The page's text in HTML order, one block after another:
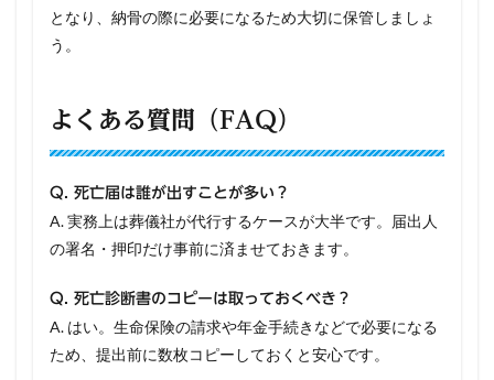
となり、納骨の際に必要になるため大切に保管しましょ
う。
よくある質問（FAQ）
Q. 死亡届は誰が出すことが多い？
A. 実務上は葬儀社が代行するケースが大半です。届出人
の署名・押印だけ事前に済ませておきます。
Q. 死亡診断書のコピーは取っておくべき？
A. はい。生命保険の請求や年金手続きなどで必要になる
ため、提出前に数枚コピーしておくと安心です。